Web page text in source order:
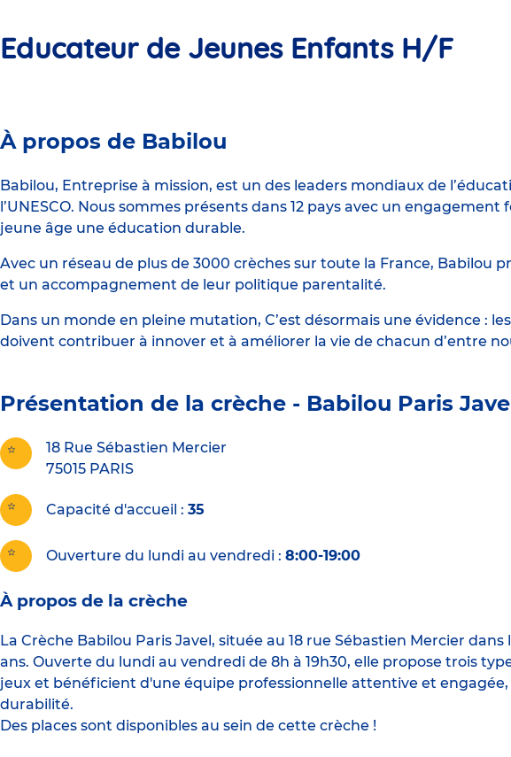
Educateur de Jeunes Enfants H/F
Babilou
Paris
Javel
À propos de Babilou
Babilou, Entreprise à mission, est un des leaders mondiaux de
l’UNESCO. Nous sommes présents dans 12 pays avec un
jeune âge une éducation durable.
Avec un réseau de plus de 3000 crèches sur toute la France, Babilou
et un accompagnement de leur politique parentalité.
Dans un monde en pleine mutation, C’est désormais une évidence :
doivent contribuer à innover et à améliorer la vie de chacun d’entre
Présentation de la crèche - Babilou Paris
18 Rue Sébastien Mercier
75015 PARIS
Capacité d'accueil 35
Ouverture du lundi au vendredi : 8:00-19:00
À propos de la crèche
La Crèche Babilou Paris Javel, située au 18 rue Sébastien Mercier
ans. Ouverte du lundi au vendredi de 8h à 19h30, elle propose trois
jeux et bénéficient d'une équipe professionnelle attentive et
durabilité.
Des places sont disponibles au sein de cette crèche !